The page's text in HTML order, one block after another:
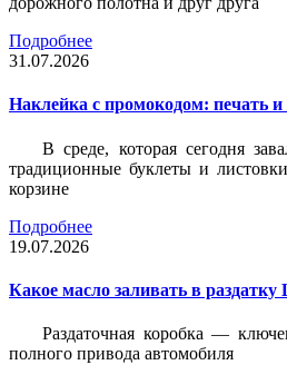
Подробнее
31.07.2026
Наклейка c промокодом: печать и
В среде, которая сегодня
традиционные буклеты и
корзине
Подробнее
19.07.2026
Какое масло заливать в
Раздаточная коробка —
полного привода автомобиля